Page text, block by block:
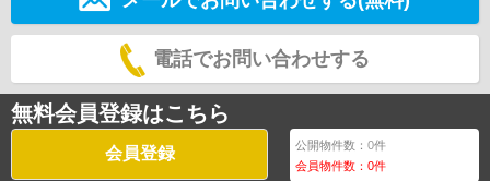
電話でお問い合わせする
無料会員登録はこちら
会員登録 公開物件数：0件
会員物件数：0件